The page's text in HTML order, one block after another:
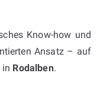
Know-how und
Ansatz – auf
in Rodalben.